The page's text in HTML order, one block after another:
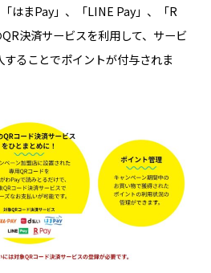
はまPay」、「LINE Pay」、「R
決済サービスを利用して、サービ
ることでポイントが付与されま